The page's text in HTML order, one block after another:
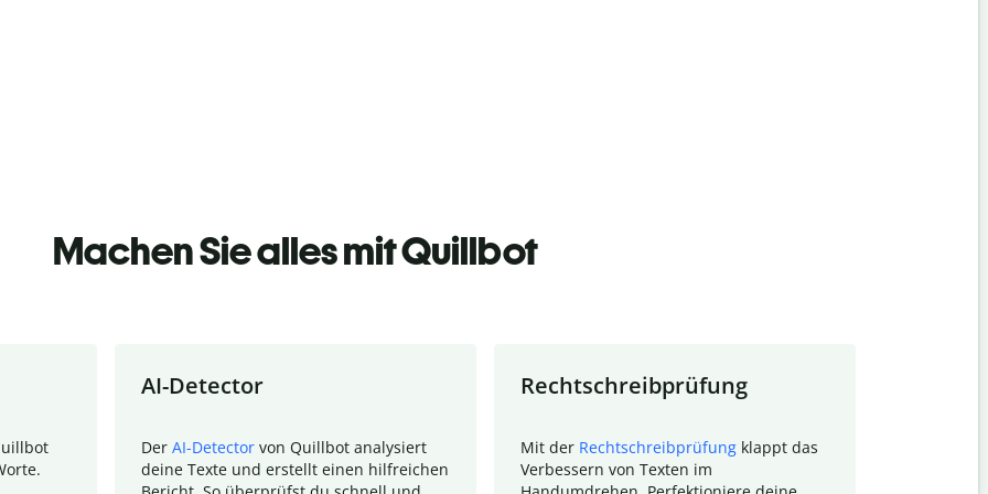
Machen Sie alles mit Quillbot
AI-Detector
Der AI-Detector von Quillbot analysiert
deine Texte und erstellt einen hilfreichen
Rechtschreibprüfung
Mit der Rechtschreibprüfung klappt das
Verbessern von Texten im